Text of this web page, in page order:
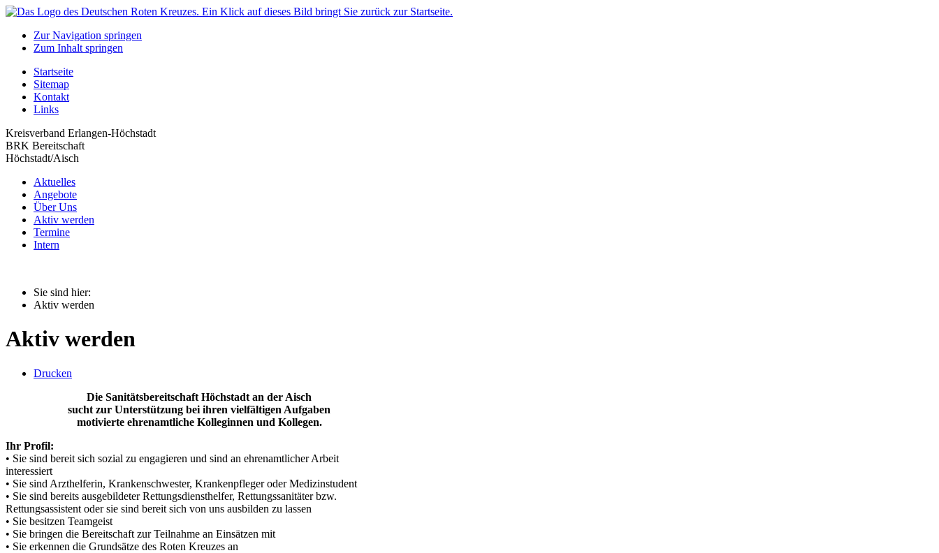
Zur Navigation springen
Zum Inhalt springen
Startseite
Sitemap
Kontakt
Links
Kreisverband Erlangen-Höchstadt
BRK Bereitschaft
Höchstadt/Aisch
Aktuelles
Angebote
Über Uns
Aktiv werden
Termine
Intern
Sie sind hier:
Aktiv werden
Aktiv werden
Drucken
Die Sanitätsbereitschaft Höchstadt an der Aisch
sucht zur Unterstützung bei ihren vielfältigen Aufgaben
motivierte ehrenamtliche Kolleginnen und Kollegen.
Ihr Profil:
• Sie sind bereit sich sozial zu engagieren und sind an ehrenamtlicher Arbeit
interessiert
• Sie sind Arzthelferin, Krankenschwester, Krankenpfleger oder Medizinstudent
• Sie sind bereits ausgebildeter Rettungsdiensthelfer, Rettungssanitäter bzw.
Rettungsassistent oder sie sind bereit sich von uns ausbilden zu lassen
• Sie besitzen Teamgeist
• Sie bringen die Bereitschaft zur Teilnahme an Einsätzen mit
• Sie erkennen die Grundsätze des Roten Kreuzes an